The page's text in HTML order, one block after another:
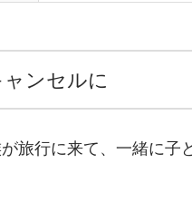
ンセルに
旅行に来て、一緒に子